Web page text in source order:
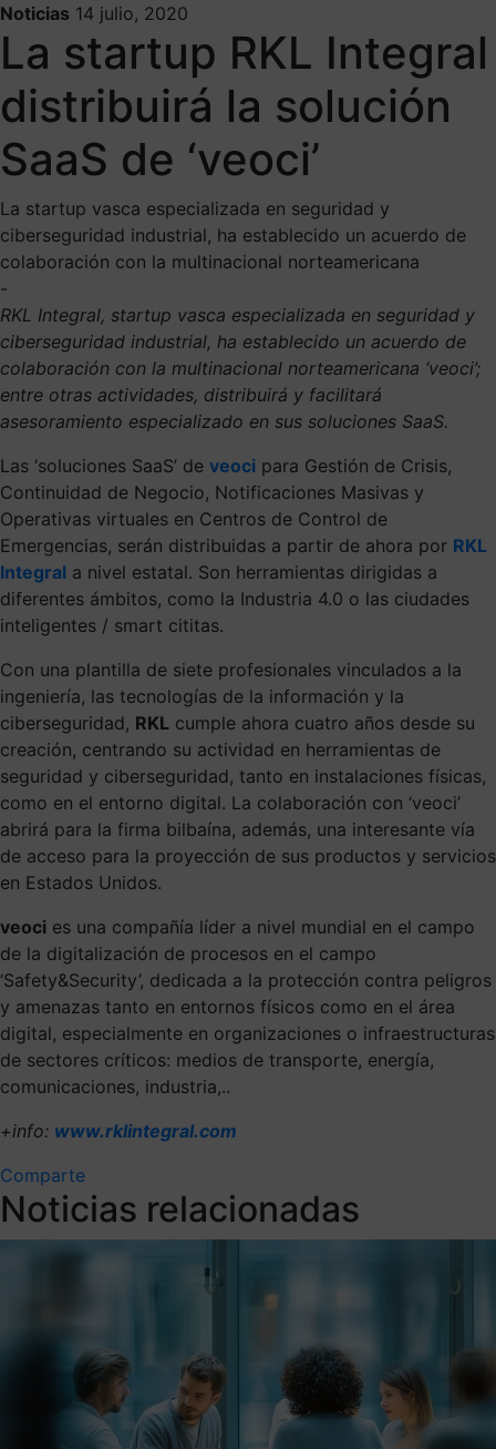
Noticias 14 julio, 2020
La startup RKL Integral
distribuirá la solución
SaaS de ‘veoci’
La startup vasca especializada en seguridad y
ciberseguridad industrial, ha establecido un acuerdo de
colaboración con la multinacional norteamericana
-
RKL Integral, startup vasca especializada en seguridad y
ciberseguridad industrial, ha establecido un acuerdo de
colaboración con la multinacional norteamericana ‘veoci’;
entre otras actividades, distribuirá y facilitará
asesoramiento especializado en sus soluciones SaaS.
Las ‘soluciones SaaS’ de veoci para Gestión de Crisis,
Continuidad de Negocio, Notificaciones Masivas y
Operativas virtuales en Centros de Control de
Emergencias, serán distribuidas a partir de ahora por RKL
Integral a nivel estatal. Son herramientas dirigidas a
diferentes ámbitos, como la Industria 4.0 o las ciudades
inteligentes / smart cititas.
Con una plantilla de siete profesionales vinculados a la
ingeniería, las tecnologías de la información y la
ciberseguridad, RKL cumple ahora cuatro años desde su
creación, centrando su actividad en herramientas de
seguridad y ciberseguridad, tanto en instalaciones físicas,
como en el entorno digital. La colaboración con ‘veoci’
abrirá para la firma bilbaína, además, una interesante vía
de acceso para la proyección de sus productos y servicios
en Estados Unidos.
veoci es una compañía líder a nivel mundial en el campo
de la digitalización de procesos en el campo
‘Safety&Security’, dedicada a la protección contra peligros
y amenazas tanto en entornos físicos como en el área
digital, especialmente en organizaciones o infraestructuras
de sectores críticos: medios de transporte, energía,
comunicaciones, industria,..
+info: www.rklintegral.com
Comparte
Noticias relacionadas